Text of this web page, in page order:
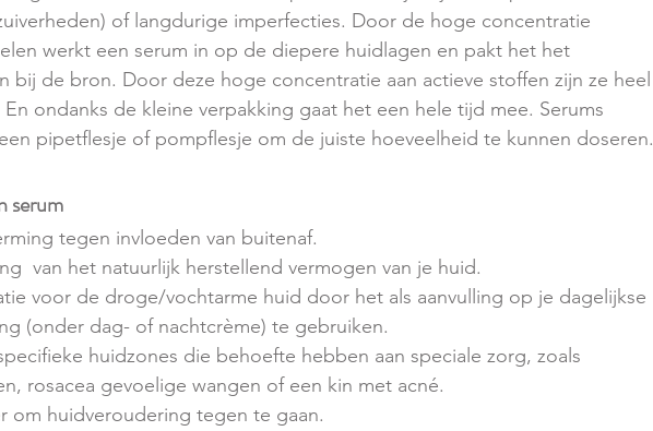
of langdurige imperfecties. Door de hoge concentratie
werkt een serum in op de diepere huidlagen en pakt het het
bij de bron. Door deze hoge concentratie aan actieve stoffen zijn ze heel
ondanks de kleine verpakking gaat het een hele tijd mee. Serums
pipetflesje of pompflesje om de juiste hoeveelheid te kunnen doseren.
serum
tegen invloeden van buitenaf.
van het natuurlijk herstellend vermogen van je huid.
voor de droge/vochtarme huid door het als aanvulling op je dagelijkse
(onder dag- of nachtcrème) te gebruiken.
huidzones die behoefte hebben aan speciale zorg, zoals
rosacea gevoelige wangen of een kin met acné.
om huidveroudering tegen te gaan.